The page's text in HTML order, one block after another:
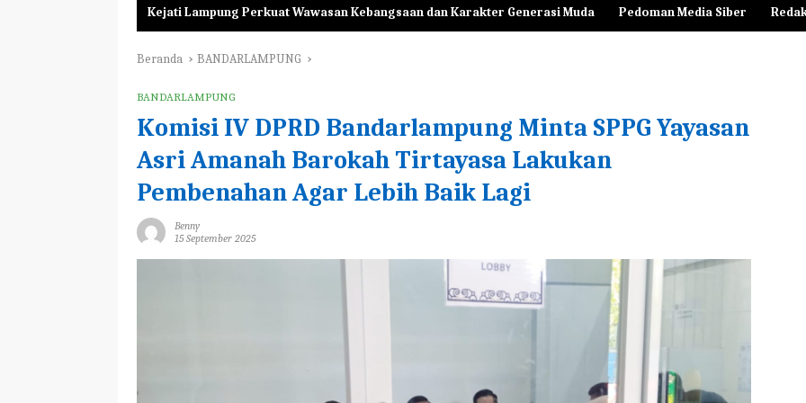
Kejati Lampung Perkuat Wawasan Kebangsaan dan Karakter Generasi Muda Pedoman Media Siber
Beranda BANDARLAMPUNG
BANDARLAMPUNG
Komisi IV DPRD Bandarlampung Minta SPPG Yayasan
Asri Amanah Barokah Tirtayasa Lakukan
Pembenahan Agar Lebih Baik Lagi
Benny
15 September 2025